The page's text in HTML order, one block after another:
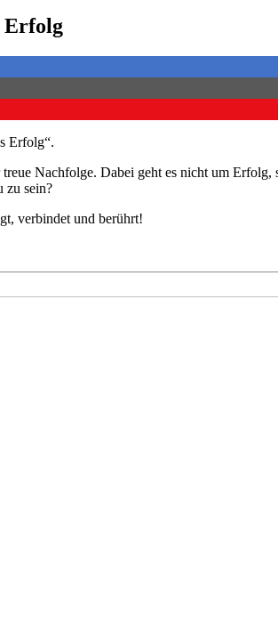
Erfolg
Erfolg“.
Nachfolge. Dabei geht es nicht um
zu sein?
verbindet und berührt!